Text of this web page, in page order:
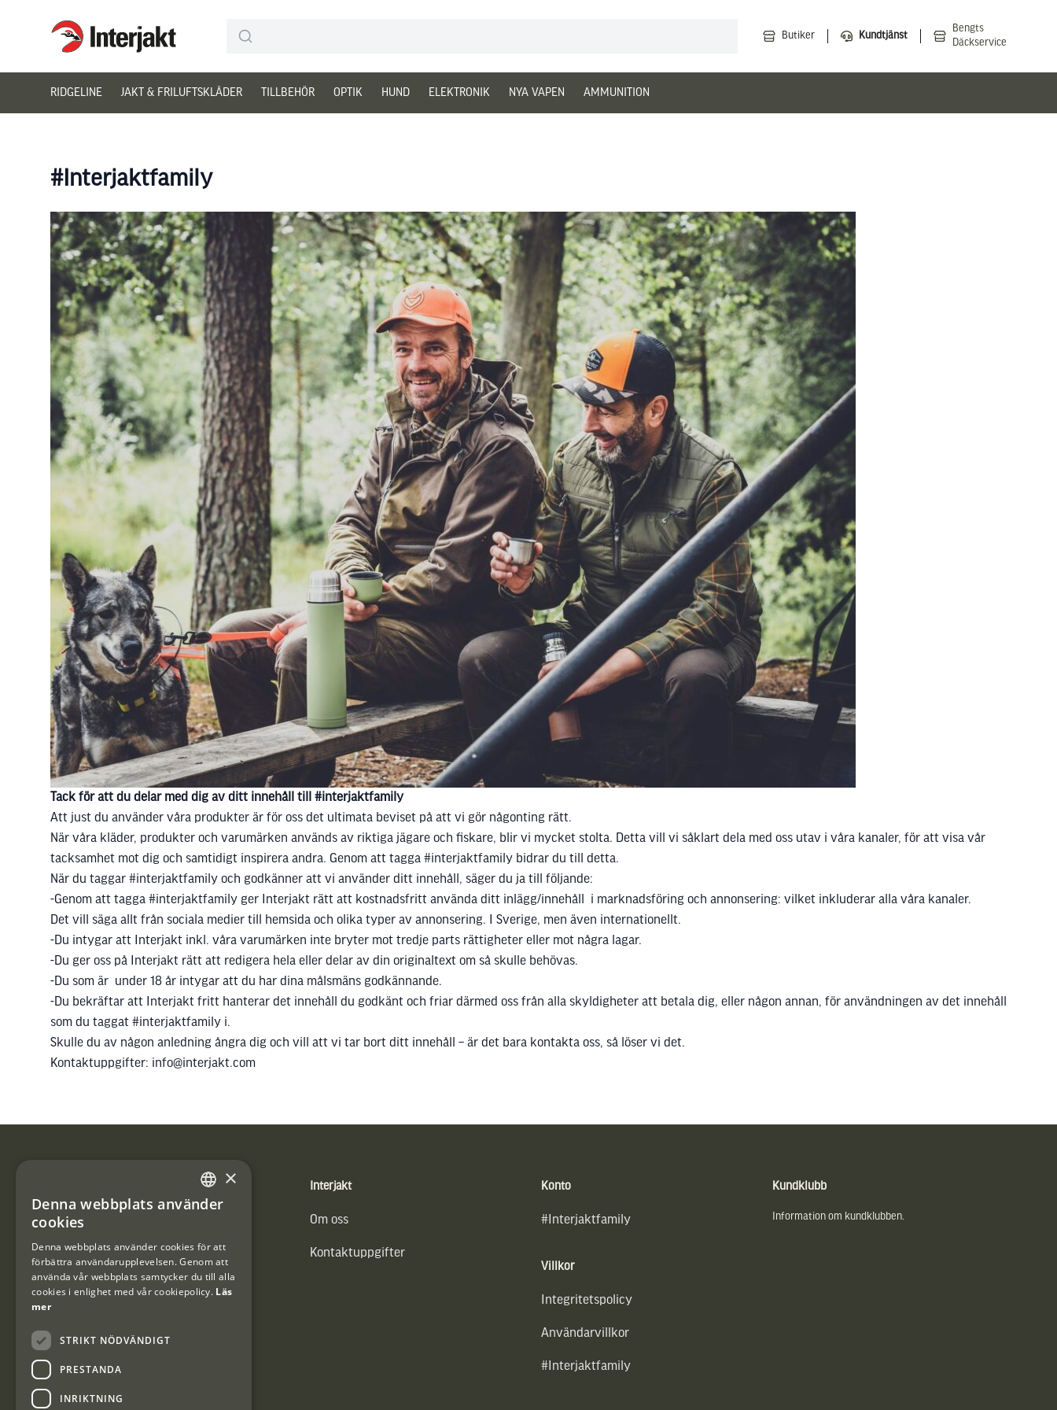
Interjakt SE Butiker Kundtjänst
Bengts
Däckservice
RIDGELINE JAKT & FRILUFTSKLÄDER TILLBEHÖR OPTIK HUND ELEKTRONIK NYA VAPEN AMMUNITION
#Interjaktfamily
Tack för att du delar med dig av ditt innehåll till #interjaktfamily
Att just du använder våra produkter är för oss det ultimata beviset på att vi gör någonting rätt.
När våra kläder, produkter och varumärken används av riktiga jägare och fiskare, blir vi mycket stolta. Detta vill vi såklart dela med oss utav i våra kanaler, för att visa vår
tacksamhet mot dig och samtidigt inspirera andra. Genom att tagga #interjaktfamily bidrar du till detta.
När du taggar #interjaktfamily och godkänner att vi använder ditt innehåll, säger du ja till följande:
-Genom att tagga #interjaktfamily ger Interjakt rätt att kostnadsfritt använda ditt inlägg/innehåll i marknadsföring och annonsering: vilket inkluderar alla våra kanaler.
Det vill säga allt från sociala medier till hemsida och olika typer av annonsering. I Sverige, men även internationellt.
-Du intygar att Interjakt inkl. våra varumärken inte bryter mot tredje parts rättigheter eller mot några lagar.
-Du ger oss på Interjakt rätt att redigera hela eller delar av din originaltext om så skulle behövas.
-Du som är under 18 år intygar att du har dina målsmäns godkännande.
-Du bekräftar att Interjakt fritt hanterar det innehåll du godkänt och friar därmed oss från alla skyldigheter att betala dig, eller någon annan, för användningen av det innehåll
som du taggat #interjaktfamily i.
Skulle du av någon anledning ångra dig och vill att vi tar bort ditt innehåll – är det bara kontakta oss, så löser vi det.
Kontaktuppgifter: info@interjakt.com
Vännäs Friluftbyxa
Interjakt
Om oss
Kontaktuppgifter
Konto
#Interjaktfamily
Villkor
Integritetspolicy
Användarvillkor
#Interjaktfamily
Kundklubb
Information om kundklubben.
SWEDISH
×
Denna webbplats använder
cookies
Denna webbplats använder cookies för att
förbättra användarupplevelsen. Genom att
använda vår webbplats samtycker du till alla
cookies i enlighet med vår cookiepolicy. Läs
mer
STRIKT NÖDVÄNDIGT
PRESTANDA
INRIKTNING